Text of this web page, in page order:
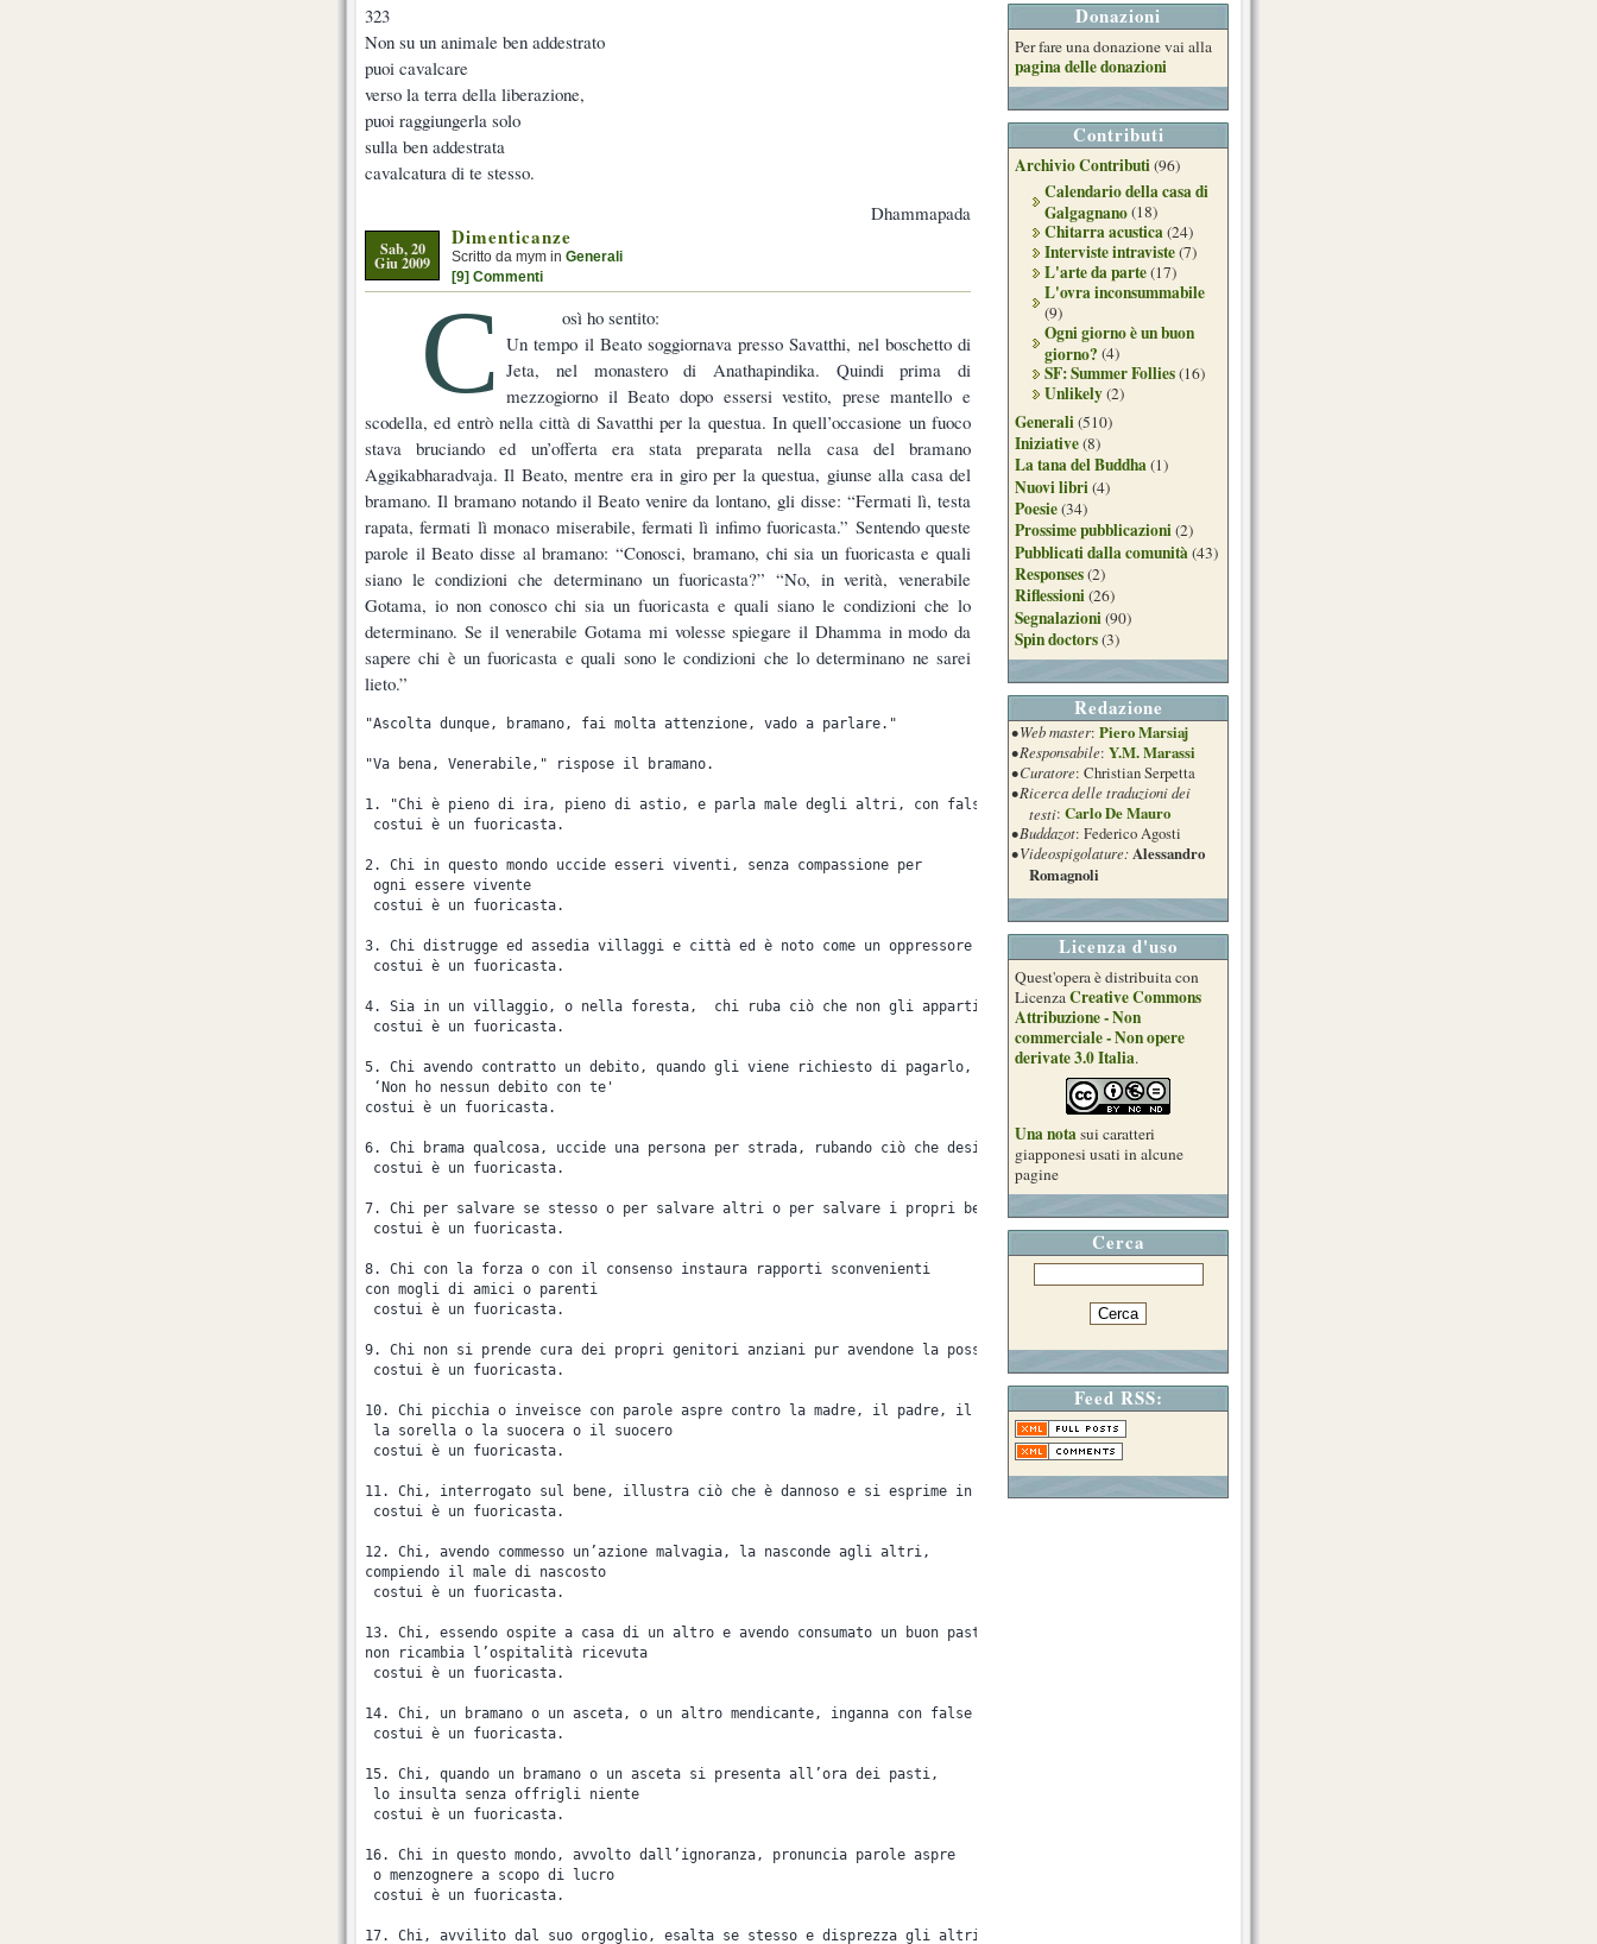
323
Non su un animale ben addestrato
puoi cavalcare
verso la terra della liberazione,
puoi raggiungerla solo
sulla ben addestrata
cavalcatura di te stesso.
Dhammapada
Sab, 20
Giu 2009
Dimenticanze
Scritto da mym in Generali
[9] Commenti
C
osì ho sentito:
Un tempo il Beato soggiornava presso Savatthi, nel boschetto di
Jeta, nel monastero di Anathapindika. Quindi prima di
mezzogiorno il Beato dopo essersi vestito, prese mantello e
scodella, ed entrò nella città di Savatthi per la questua. In quell’occasione un fuoco
stava bruciando ed un’offerta era stata preparata nella casa del bramano
Aggikabharadvaja. Il Beato, mentre era in giro per la questua, giunse alla casa del
bramano. Il bramano notando il Beato venire da lontano, gli disse: “Fermati lì, testa
rapata, fermati lì monaco miserabile, fermati lì infimo fuoricasta.” Sentendo queste
parole il Beato disse al bramano: “Conosci, bramano, chi sia un fuoricasta e quali
siano le condizioni che determinano un fuoricasta?” “No, in verità, venerabile
Gotama, io non conosco chi sia un fuoricasta e quali siano le condizioni che lo
determinano. Se il venerabile Gotama mi volesse spiegare il Dhamma in modo da
sapere chi è un fuoricasta e quali sono le condizioni che lo determinano ne sarei
lieto.”
"Ascolta dunque, bramano, fai molta attenzione, vado a parlare."
"Va bena, Venerabile," rispose il bramano.
1. "Chi è pieno di ira, pieno di astio, e parla male degli altri, con false visioni, ipocrita
costui è un fuoricasta.
2. Chi in questo mondo uccide esseri viventi, senza compassione per
ogni essere vivente
costui è un fuoricasta.
3. Chi distrugge ed assedia villaggi e città ed è noto come un oppressore
costui è un fuoricasta.
4. Sia in un villaggio, o nella foresta,  chi ruba ciò che non gli appartiene, ciò che non è dato
costui è un fuoricasta.
5. Chi avendo contratto un debito, quando gli viene richiesto di pagarlo, dichiara:
‘Non ho nessun debito con te'
costui è un fuoricasta.
6. Chi brama qualcosa, uccide una persona per strada, rubando ciò che desidera
costui è un fuoricasta.
7. Chi per salvare se stesso o per salvare altri o per salvare i propri beni, testimoni il falso
costui è un fuoricasta.
8. Chi con la forza o con il consenso instaura rapporti sconvenienti
con mogli di amici o parenti
costui è un fuoricasta.
9. Chi non si prende cura dei propri genitori anziani pur avendone la possibilità
costui è un fuoricasta.
10. Chi picchia o inveisce con parole aspre contro la madre, il padre, il fratello,
la sorella o la suocera o il suocero
costui è un fuoricasta.
11. Chi, interrogato sul bene, illustra ciò che è dannoso e si esprime in maniera evasiva
costui è un fuoricasta.
12. Chi, avendo commesso un’azione malvagia, la nasconde agli altri,
compiendo il male di nascosto
costui è un fuoricasta.
13. Chi, essendo ospite a casa di un altro e avendo consumato un buon pasto,
non ricambia l’ospitalità ricevuta
costui è un fuoricasta.
14. Chi, un bramano o un asceta, o un altro mendicante, inganna con false parole
costui è un fuoricasta.
15. Chi, quando un bramano o un asceta si presenta all’ora dei pasti,
lo insulta senza offrigli niente
costui è un fuoricasta.
16. Chi in questo mondo, avvolto dall’ignoranza, pronuncia parole aspre
o menzognere a scopo di lucro
costui è un fuoricasta.
17. Chi, avvilito dal suo orgoglio, esalta se stesso e disprezza gli altri
Donazioni
Per fare una donazione vai alla
pagina delle donazioni
Contributi
Archivio Contributi(96)
Calendario della casa di
Galgagnano(18)
Chitarra acustica(24)
Interviste intraviste(7)
L'arte da parte(17)
L'ovra inconsummabile
(9)
Ogni giorno è un buon
giorno? (4)
SF: Summer Follies(16)
Unlikely(2)
Generali(510)
Iniziative(8)
La tana del Buddha(1)
Nuovi libri(4)
Poesie(34)
Prossime pubblicazioni(2)
Pubblicati dalla comunità(43)
Responses(2)
Riflessioni(26)
Segnalazioni(90)
Spin doctors(3)
Redazione
• Web master: Piero Marsiaj
• Responsabile: Y.M. Marassi
• Curatore: Christian Serpetta
• Ricerca delle traduzioni dei
testi: Carlo De Mauro
• Buddazot: Federico Agosti
• Videospigolature:Alessandro
Romagnoli
Licenza d'uso
Quest'opera è distribuita con
LicenzaCreative Commons
Attribuzione - Non
commerciale - Non opere
derivate 3.0 Italia.
Una notasui caratteri
giapponesi usati in alcune
pagine
Cerca
Feed RSS: